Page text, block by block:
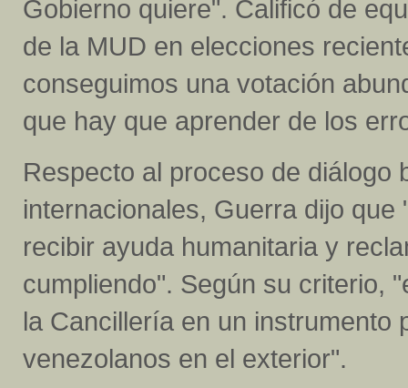
Gobierno quiere". Calificó de
de la MUD en elecciones
conseguimos una votación
que hay que aprender de los
Respecto al proceso de diálogo
internacionales, Guerra dijo
recibir ayuda humanitaria y
cumpliendo". Según su criterio,
la Cancillería en un instrumento
venezolanos en el exterior".